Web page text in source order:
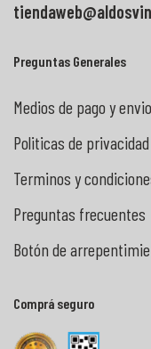
Preguntas Generales
Medios de pago y envio
Politicas de privacidad
Terminos y
Preguntas frecuentes
Botón de
Comprá seguro